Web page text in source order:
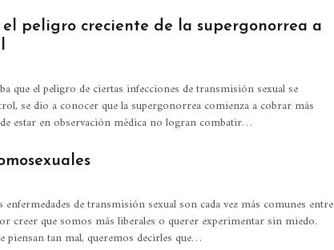
peligro creciente de la supergonorrea a
que el peligro de ciertas infecciones de transmisión sexual se
se dio a conocer que la supergonorrea comienza a cobrar más
estar en observación médica no logran combatir…
enfermedades de transmisión sexual son cada vez más comunes entre
creer que somos más liberales o querer experimentar sin miedo.
piensan tan mal, queremos decirles que…